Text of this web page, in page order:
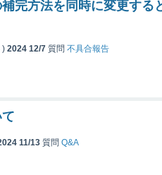
完方法を同時に変更する
) 2024 12/7 質問 不具合報告
11/13 質問 Q&A